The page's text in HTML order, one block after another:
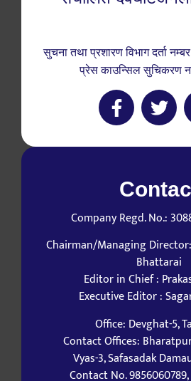
सुचना तथा प्रशारण विभाग दर्ता
प्रेस काउन्सिल सुचिकरण
Company Regd. No.:
Chairman/Managing
Bhattarai
Editor in Chief :
Executive Editor :
Office: Devghat-5,
Contact Offices:
Vyas-3, Safasadak
Contact No.